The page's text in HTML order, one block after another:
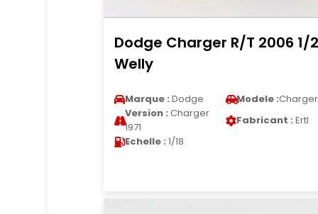
Dodge Charger R/T 2006 1/
Welly
Marque : Dodge Modele :Charger
Version : Charger
1971
Fabricant : Ertl
Echelle : 1/18